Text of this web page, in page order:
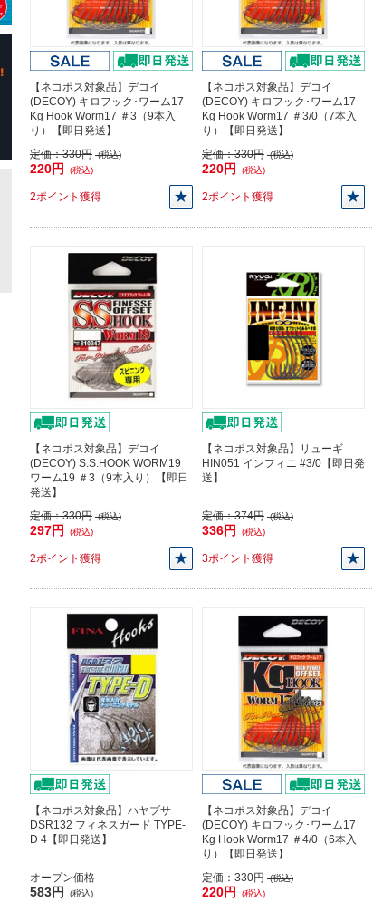
【ネコポス対象品】デコイ
(DECOY) キロフック･ワーム17
Kg Hook Worm17 ＃3（9本入
り）【即日発送】
定価：330円 (税込)
220円 (税込)
2ポイント獲得
【ネコポス対象品】デコイ
(DECOY) キロフック･ワーム17
Kg Hook Worm17 ＃3/0（7本入
り）【即日発送】
定価：330円 (税込)
220円 (税込)
2ポイント獲得
【ネコポス対象品】デコイ
(DECOY) S.S.HOOK WORM19
ワーム19 ＃3（9本入り）【即日
発送】
定価：330円 (税込)
297円 (税込)
2ポイント獲得
【ネコポス対象品】リューギ
HIN051 インフィニ #3/0【即日発
送】
定価：374円 (税込)
336円 (税込)
3ポイント獲得
【ネコポス対象品】ハヤブサ
DSR132 フィネスガード TYPE-
D 4【即日発送】
オープン価格
583円 (税込)
【ネコポス対象品】デコイ
(DECOY) キロフック･ワーム17
Kg Hook Worm17 ＃4/0（6本入
り）【即日発送】
定価：330円 (税込)
220円 (税込)